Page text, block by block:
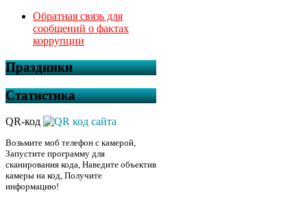
Обратная связь для
сообщений о фактах
коррупции
Праздники
Статистика
QR-код
Возьмите моб телефон с камерой,
Запустите программу для
сканирования кода, Наведите объектив
камеры на код, Получите
информацию!